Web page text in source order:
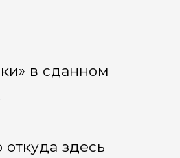
в сданном
здесь